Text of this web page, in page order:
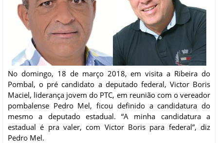
No domingo, 18 de março 2018, em visita a Ribeira do
Pombal, o pré candidato a deputado federal, Victor Boris
Maciel, liderança jovem do PTC, em reunião com o vereador
pombalense Pedro Mel, ficou definido a candidatura do
mesmo a deputado estadual. “A minha candidatura a
estadual é pra valer, com Victor Boris para federal”, diz
Pedro Mel.